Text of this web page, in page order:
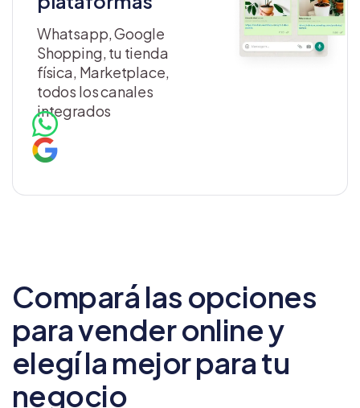
Whatsapp, Google
Shopping, tu tienda
física, Marketplace,
todos los canales
integrados
Compará las opciones
para vender onliney
elegí la mejor para tu
negocio